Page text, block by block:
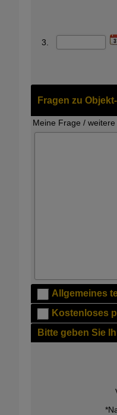
3.
Fragen zu
Meine Frage /
Allgemeines
Kostenloses
Bitte geben Sie